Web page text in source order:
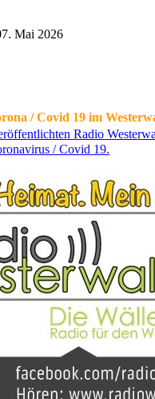
Mai 2026
/ Covid 19 im
Radio
/ Covid 19.